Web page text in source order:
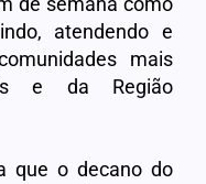
atendendo e
mais
e da Região
que o decano do